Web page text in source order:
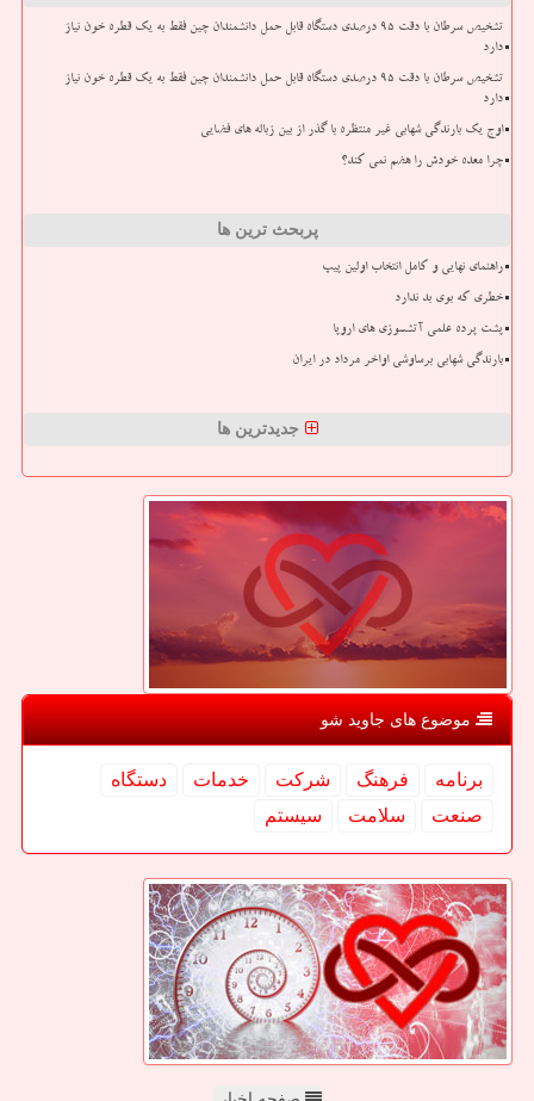
تشخیص سرطان با دقت ۹۵ درصدی دستگاه قابل حمل دانشمندان چین فقط به یک قطره خون نیاز
دارد
تشخیص سرطان با دقت ۹۵ درصدی دستگاه قابل حمل دانشمندان چین فقط به یک قطره خون نیاز
دارد
اوج یک بارندگی شهابی غیر منتظره با گذر از بین زباله های فضایی
چرا معده خودش را هضم نمی کند؟
پربحث ترین ها
راهنمای نهایی و کامل انتخاب اولین پیپ
خطری که بوی بد ندارد
پشت پرده علمی آتشسوزی های اروپا
بارندگی شهابی برساوشی اواخر مرداد در ایران
جدیدترین ها
موضوع های جاوید شو
برنامه فرهنگ شركت خدمات
دستگاه
صنعت
سلامت سیستم